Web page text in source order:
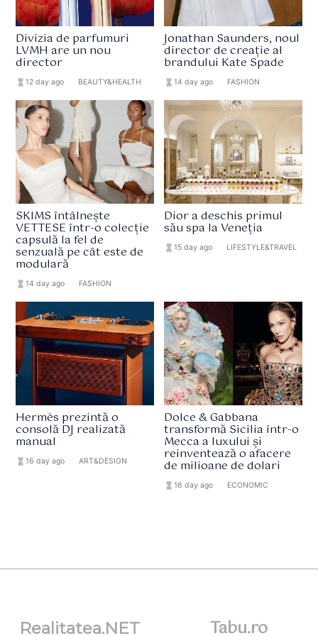
Divizia de parfumuri
LVMH are un nou
director
hourglass_full12 day ago BEAUTY&HEALTH
Jonathan Saunders, noul
director de creație al
brandului Kate Spade
hourglass_full 14 day ago FASHION
SKIMS întâlnește
VETTESE într-o colecție
capsulă la fel de
senzuală pe cât este de
modulară
hourglass_full14 day ago FASHION
Dior a deschis primul
său spa la Veneția
hourglass_full 15 day ago LIFESTYLE&TRAVEL
Hermès prezintă o
consolă DJ realizată
manual
hourglass_full16 day ago format_list_bulletedART&DESIGN
Dolce & Gabbana
transformă Sicilia într-o
Mecca a luxului și
reinventează o afacere
de milioane de dolari
hourglass_full 16 day ago ECONOMIC
Realitatea.NET Tabu.ro